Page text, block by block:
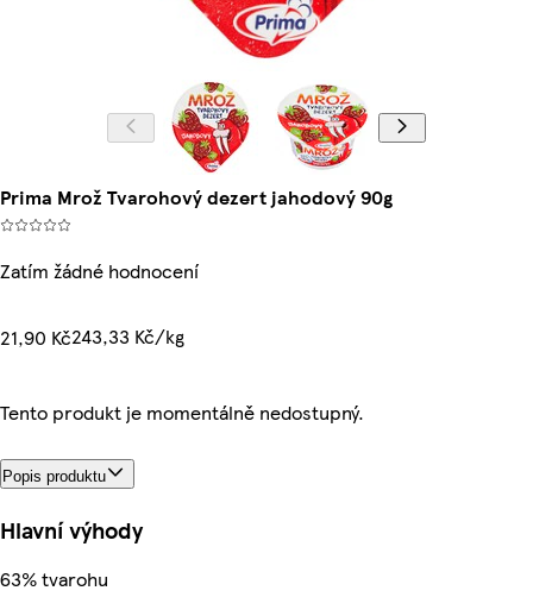
Prima Mrož Tvarohový dezert jahodový 90g
Zatím žádné hodnocení
21,90 Kč243,33 Kč/kg
Tento produkt je momentálně nedostupný.
Popis produktu
Hlavní výhody
63% tvarohu